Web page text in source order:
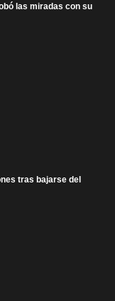
las miradas con su
tras bajarse del